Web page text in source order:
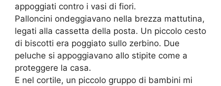
appoggiati contro i vasi di fiori.
Palloncini ondeggiavano nella brezza mattutina,
legati alla cassetta della posta. Un piccolo cesto
di biscotti era poggiato sullo zerbino. Due
peluche si appoggiavano allo stipite come a
proteggere la casa.
E nel cortile, un piccolo gruppo di bambini mi